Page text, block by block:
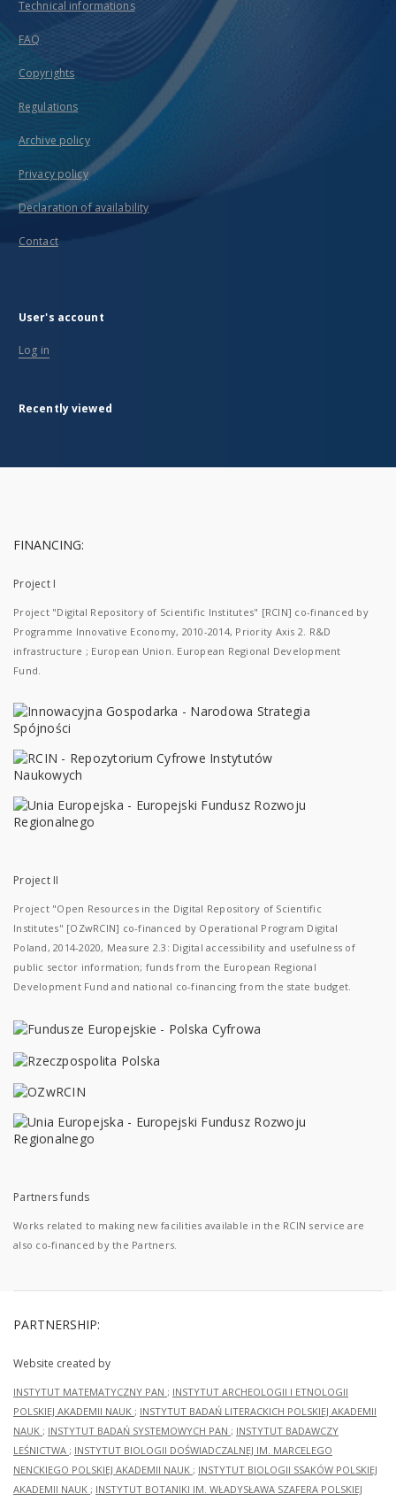
Technical informations
FAQ
Copyrights
Regulations
Archive policy
Privacy policy
Declaration of availability
Contact
User's account
Log in
Recently viewed
FINANCING:
Project I
Project "Digital Repository of Scientific Institutes" [RCIN] co-financed by
Programme Innovative Economy, 2010-2014, Priority Axis 2. R&D
infrastructure ; European Union. European Regional Development
Fund.
Project II
Project "Open Resources in the Digital Repository of Scientific
Institutes" [OZwRCIN] co-financed by Operational Program Digital
Poland, 2014-2020, Measure 2.3: Digital accessibility and usefulness of
public sector information; funds from the European Regional
Development Fund and national co-financing from the state budget.
Partners funds
Works related to making new facilities available in the RCIN service are
also co-financed by the Partners.
PARTNERSHIP:
Website created by
INSTYTUT MATEMATYCZNY PAN ; INSTYTUT ARCHEOLOGII I ETNOLOGII
POLSKIEJ AKADEMII NAUK ; INSTYTUT BADAŃ LITERACKICH POLSKIEJ AKADEMII
NAUK ; INSTYTUT BADAŃ SYSTEMOWYCH PAN ; INSTYTUT BADAWCZY
LEŚNICTWA ; INSTYTUT BIOLOGII DOŚWIADCZALNEJ IM. MARCELEGO
NENCKIEGO POLSKIEJ AKADEMII NAUK ; INSTYTUT BIOLOGII SSAKÓW POLSKIEJ
AKADEMII NAUK ; INSTYTUT BOTANIKI IM. WŁADYSŁAWA SZAFERA POLSKIEJ